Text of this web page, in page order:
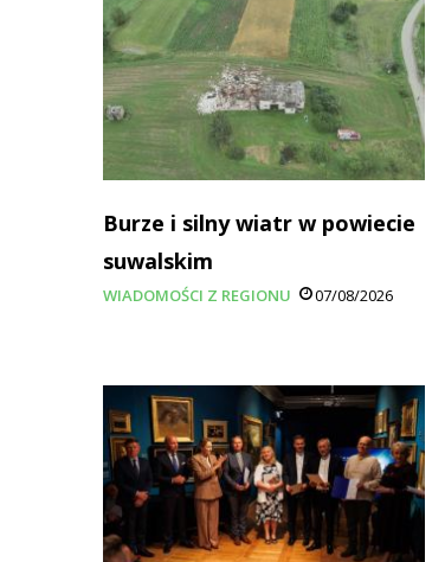
Burze i silny wiatr w powiecie
suwalskim
WIADOMOŚCI Z REGIONU 07/08/2026